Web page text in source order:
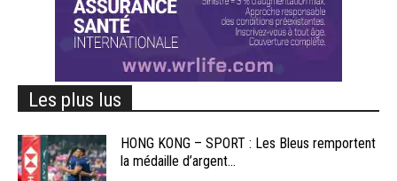
Les plus lus
HONG KONG – SPORT : Les Bleus remportent
la médaille d’argent...